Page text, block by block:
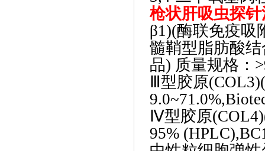
枪状肝吸虫探针
β1)(酶联免疫吸
髓鞘型脂肪酸
品) 质量规格：
Ⅲ型胶原
Ⅳ型胶原
95%